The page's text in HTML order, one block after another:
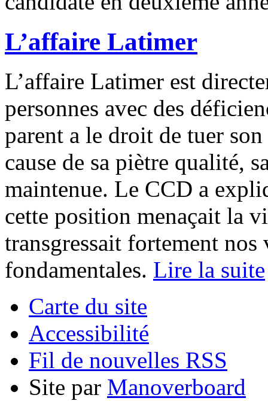
L’affaire Latimer
L’affaire Latimer est
personnes avec des
parent a le droit de tuer
cause de sa piètre qualité,
maintenue. Le CCD a
cette position menaçait la
transgressait fortement
fondamentales. Lire la suite
Carte du site
Accessibilité
Fil de nouvelles RSS
Site par Manoverboard